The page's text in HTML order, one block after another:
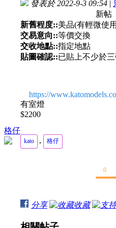
格仔
發表於 2022-9-3 09:54 |
新帖
新舊程度::美品(有輕微使
交易意向::等價交換
交收地點::指定地點
貼圖確認::已貼上不少於
https://
有室燈
$2200
kato , 格仔
0
分享 收藏